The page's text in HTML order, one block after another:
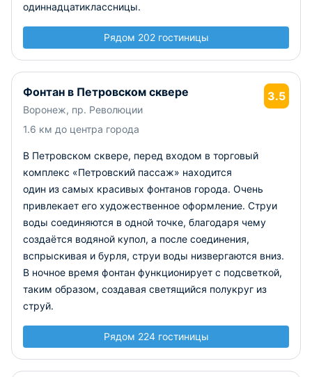
одиннадцатиклассницы.
Рядом 202 гостиницы
Фонтан в Петровском сквере
Воронеж, пр. Революции
1.6 км до центра города
3.5
В Петровском сквере, перед входом в торговый
комплекс «Петровский пассаж» находится
один из самых красивых фонтанов города. Очень
привлекает его художественное оформление. Струи
воды соединяются в одной точке, благодаря чему
создаётся водяной купол, а после соединения,
вспрыскивая и бурля, струи воды низвергаются вниз.
В ночное время фонтан функционирует с подсветкой,
таким образом, создавая светящийся полукруг из
струй.
Рядом 224 гостиницы